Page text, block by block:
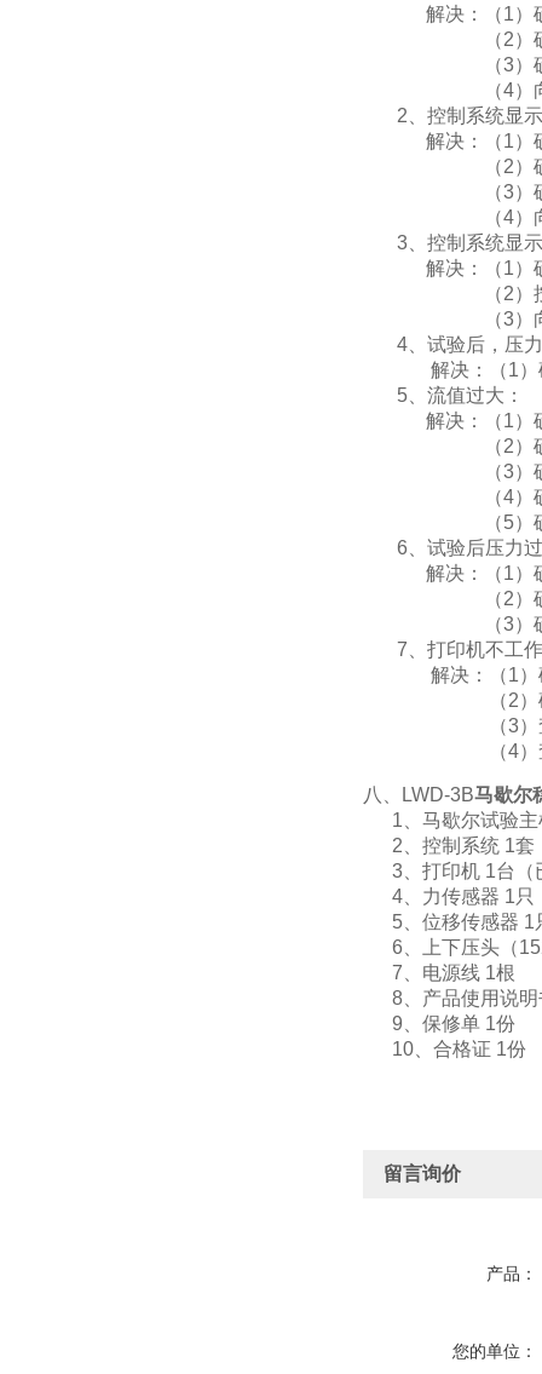
解决：（1）确
（2）确保控
（3）确保控制
（4）向本公
2、控制系统显示
解决：（1）确
（2）确保主机
（3）确保主机
（4）向本公
3、控制系统显示
解决：（1）确
（2）按住试验
（3）向本公
4、试验后，压力
解决：（1）确
5、流值过大：
解决：（1）确
（2）确保试
（3）确保在
（4）确保流
（5）确保试
6、试验后压力过
解决：（1）确
（2）确保试
（3）确保在
7、打印机不工
解决：（1）确
（2）确保打
（3）查看打
（4）查看是
八、LWD-3B马歇尔
1、马歇尔试验主
2、控制系统 1套
3、打印机 1台（
4、力传感器 1只
5、位移传感器 1
6、上下压头（
7、电源线 1根
8、产品使用说明
9、保修单 1份
10、合格证 1份
留言询价
产品：
您的单位：